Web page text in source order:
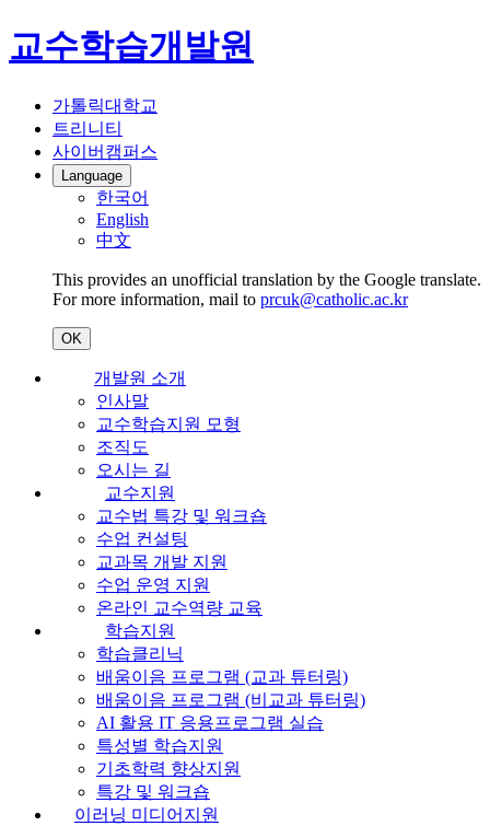
교수학습개발원
가톨릭대학교
트리니티
사이버캠퍼스
Language
한국어
English
中文
This provides an unofficial translation by the Google translate.
For more information, mail to prcuk@catholic.ac.kr
OK
개발원 소개
인사말
교수학습지원 모형
조직도
오시는 길
교수지원
교수법 특강 및 워크숍
수업 컨설팅
교과목 개발 지원
수업 운영 지원
온라인 교수역량 교육
학습지원
학습클리닉
배움이음 프로그램 (교과 튜터링)
배움이음 프로그램 (비교과 튜터링)
AI 활용 IT 응용프로그램 실습
특성별 학습지원
기초학력 향상지원
특강 및 워크숍
이러닝 미디어지원